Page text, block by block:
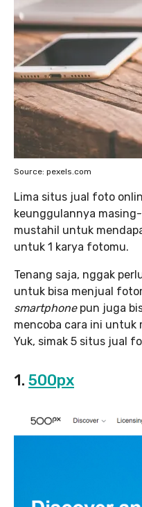
Source: pexels.com
Lima situs jual foto
keunggulannya
mustahil untuk
untuk 1 karya fotomu.
Tenang saja, nggak
untuk bisa menjual
smartphone pun juga
mencoba cara ini untuk
Yuk, simak 5 situs jual
1. 500px